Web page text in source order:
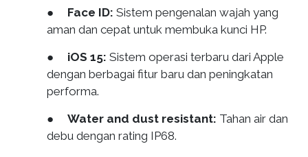
● Face ID: Sistem pengenalan wajah yang
aman dan cepat untuk membuka kunci HP.
● iOS 15: Sistem operasi terbaru dari Apple
dengan berbagai fitur baru dan peningkatan
performa.
● Water and dust resistant: Tahan air dan
debu dengan rating IP68.